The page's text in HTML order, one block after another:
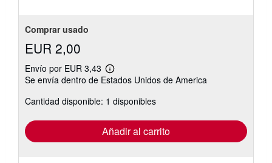
Comprar usado
EUR 2,00
Envío por EUR 3,43
Más
información
las
tarifas
envío
Se envía dentro de Estados Unidos de America
Cantidad disponible: 1 disponibles
Añadir al carrito